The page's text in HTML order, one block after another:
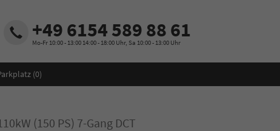
+49 6154 589 88 61
Mo-Fr 10:00 - 13:00 14:00 - 18:00 Uhr, Sa 10:00 - 13:00 Uhr
(0)
(150 PS) 7-Gang DCT